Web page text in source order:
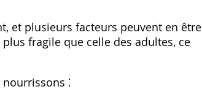
et plusieurs facteurs peuvent en être
fragile que celle des adultes, ce
⁚